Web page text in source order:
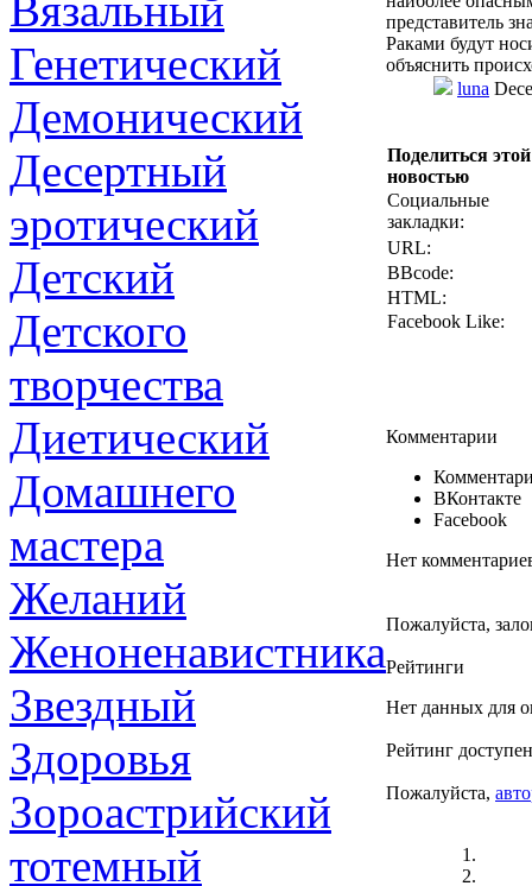
Генетический
Демонический
Десертный
эротический
Детский
Детского
творчества
Диетический
Домашнего
мастера
Желаний
Женоненавистника
Звездный
Здоровья
Зороастрийский
тотемный
представитель
Раками будут
объяснить
luna
Поделиться этой
новостью
Социальные
закладки:
URL:
BBcode:
HTML:
Facebook Like:
Комментарии
ВКонтакте
Facebook
Нет
Пожалуйста,
Рейтинги
Нет данных для
Рейтинг
Пожалуйста,